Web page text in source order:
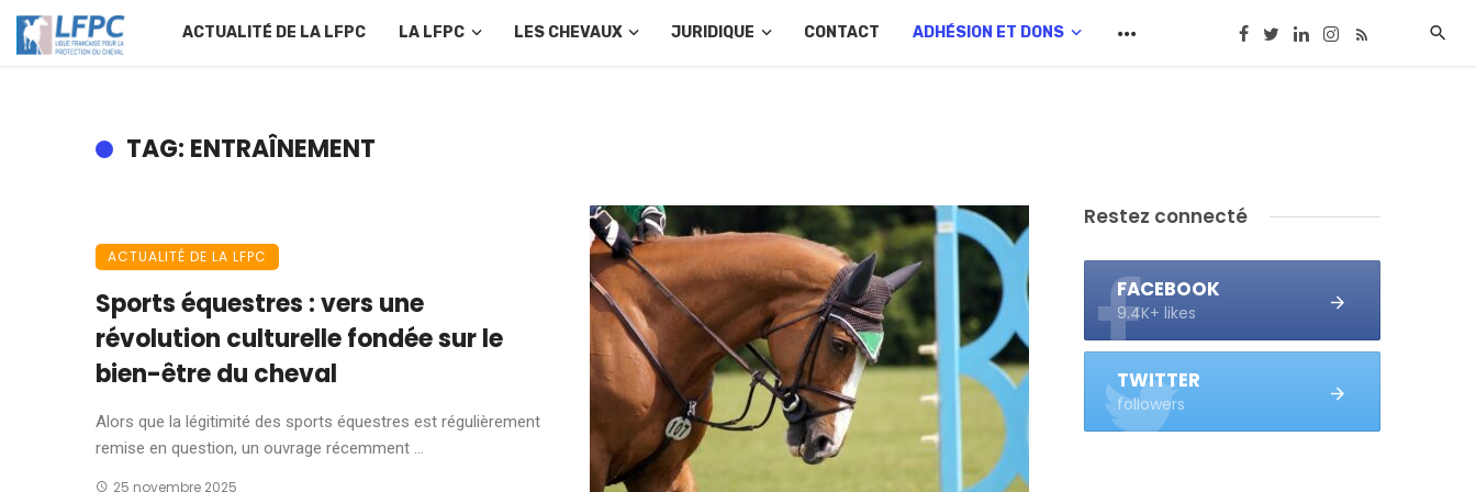
ACTUALITÉ DE LA LFPC LA LFPC LES CHEVAUX JURIDIQUE CONTACT ADHÉSION ET DONS
TAG: ENTRAÎNEMENT
ACTUALITÉ DE LA LFPC
Sports équestres : vers une
révolution culturelle fondée sur le
bien-être du cheval
Alors que la légitimité des sports équestres est régulièrement
remise en question, un ouvrage récemment ...
25 novembre 2025
Restez connecté
FACEBOOK
9.4K+ likes
TWITTER
followers